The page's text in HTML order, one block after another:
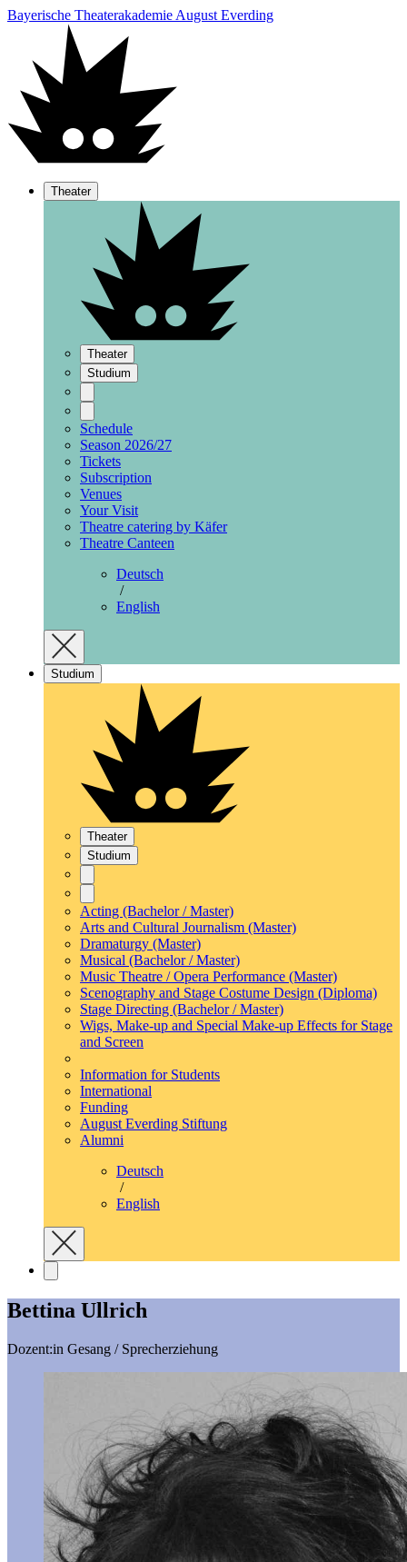
Bayerische Theaterakademie August Everding
Theater
Theater
Studium
Schedule
Season 2026/27
Tickets
Subscription
Venues
Your Visit
Theatre catering by Käfer
Theatre Canteen
Deutsch
/
English
Studium
Theater
Studium
Acting (Bachelor / Master)
Arts and Cultural Journalism (Master)
Dramaturgy (Master)
Musical (Bachelor / Master)
Music Theatre / Opera Performance (Master)
Scenography and Stage Costume Design (Diploma)
Stage Directing (Bachelor / Master)
Wigs, Make-up and Special Make-up Effects for Stage
and Screen
Information for Students
International
Funding
August Everding Stiftung
Alumni
Deutsch
/
English
Bettina Ullrich
Dozent:in Gesang / Sprecherziehung